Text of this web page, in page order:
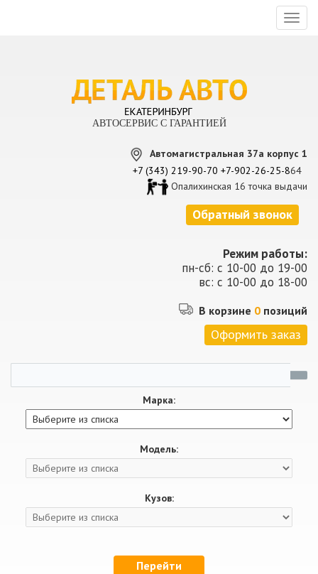
АВТОСЕРВИС С ГАРАНТИЕЙ
Автомагистральная 37а корпус 1
+7 (343) 219-90-70 +7-902-26-25-864
Опалихинская 16 точка выдачи
Обратный звонок
Режим работы:
пн-сб: с 10-00 до 19-00
вс: с 10-00 до 18-00
В корзине 0 позиций
Оформить заказ
Марка:
Модель:
Кузов:
Перейти